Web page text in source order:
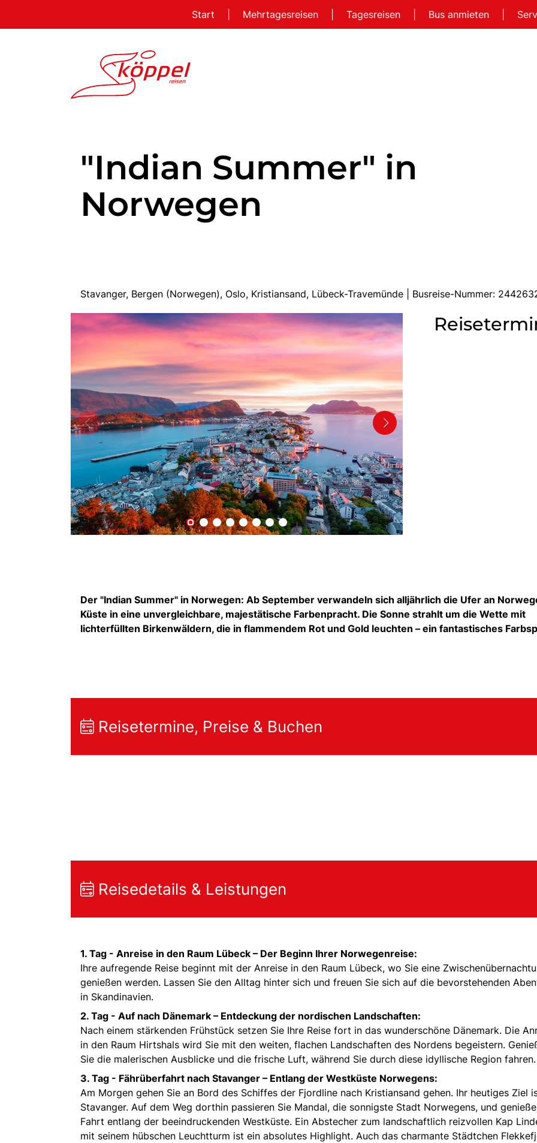
Start Mehrtagesreisen Tagesreisen Bus anmieten
"Indian Summer" in
Norwegen
Stavanger, Bergen (Norwegen), Oslo, Kristiansand, Lübeck-Travemünde | Busreise-Nummer:
Der "Indian Summer" in Norwegen: Ab September verwandeln sich alljährlich die Ufer an
Küste in eine unvergleichbare, majestätische Farbenpracht. Die Sonne strahlt um die Wette mit
lichterfüllten Birkenwäldern, die in flammendem Rot und Gold leuchten – ein fantastisches
Reisetermine, Preise & Buchen
Reisedetails & Leistungen
1. Tag - Anreise in den Raum Lübeck – Der Beginn Ihrer Norwegenreise:
Ihre aufregende Reise beginnt mit der Anreise in den Raum Lübeck, wo Sie eine
genießen werden. Lassen Sie den Alltag hinter sich und freuen Sie sich auf die bevorstehenden
in Skandinavien.
2. Tag - Auf nach Dänemark – Entdeckung der nordischen Landschaften:
Nach einem stärkenden Frühstück setzen Sie Ihre Reise fort in das wunderschöne Dänemark. Die
in den Raum Hirtshals wird Sie mit den weiten, flachen Landschaften des Nordens begeistern.
Sie die malerischen Ausblicke und die frische Luft, während Sie durch diese idyllische Region fahren.
3. Tag - Fährüberfahrt nach Stavanger – Entlang der Westküste Norwegens:
Am Morgen gehen Sie an Bord des Schiffes der Fjordline nach Kristiansand gehen. Ihr heutiges Ziel
Stavanger. Auf dem Weg dorthin passieren Sie Mandal, die sonnigste Stadt Norwegens, und
Fahrt entlang der beeindruckenden Westküste. Ein Abstecher zum landschaftlich reizvollen Kap
mit seinem hübschen Leuchtturm ist ein absolutes Highlight. Auch das charmante Städtchen